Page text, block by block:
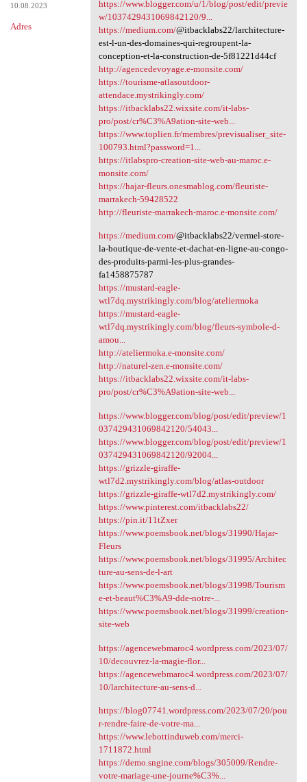
10.08.2023
Adres
https://www.blogger.com/u/1/blog/post/edit/previe
w/1037429431069842120/9...
https://medium.com/@itbacklabs22/larchitecture-
est-l-un-des-domaines-qui-regroupent-la-
conception-et-la-construction-de-5f81221d44cf
http://agencedevoyage.e-monsite.com/
https://tourisme-atlasoutdoor-
attendace.mystrikingly.com/
https://itbacklabs22.wixsite.com/it-labs-
pro/post/cr%C3%A9ation-site-web...
https://www.toplien.fr/membres/previsualiser_site-
100793.html?password=1...
https://itlabspro-creation-site-web-au-maroc.e-
monsite.com/
https://hajar-fleurs.onesmablog.com/fleuriste-
marrakech-59428522
http://fleuriste-marrakech-maroc.e-monsite.com/
https://medium.com/@itbacklabs22/vermel-store-
la-boutique-de-vente-et-dachat-en-ligne-au-congo-
des-produits-parmi-les-plus-grandes-
fa1458875787
https://mustard-eagle-
wtl7dq.mystrikingly.com/blog/ateliermoka
https://mustard-eagle-
wtl7dq.mystrikingly.com/blog/fleurs-symbole-d-
amou...
http://ateliermoka.e-monsite.com/
http://naturel-zen.e-monsite.com/
https://itbacklabs22.wixsite.com/it-labs-
pro/post/cr%C3%A9ation-site-web...
https://www.blogger.com/blog/post/edit/preview/1
037429431069842120/54043...
https://www.blogger.com/blog/post/edit/preview/1
037429431069842120/92004...
https://grizzle-giraffe-
wtl7d2.mystrikingly.com/blog/atlas-outdoor
https://grizzle-giraffe-wtl7d2.mystrikingly.com/
https://www.pinterest.com/itbacklabs22/
https://pin.it/11tZxer
https://www.poemsbook.net/blogs/31990/Hajar-
Fleurs
https://www.poemsbook.net/blogs/31995/Architec
ture-au-sens-de-l-art
https://www.poemsbook.net/blogs/31998/Tourism
e-et-beaut%C3%A9-dde-notre-...
https://www.poemsbook.net/blogs/31999/creation-
site-web
https://agencewebmaroc4.wordpress.com/2023/07/
10/decouvrez-la-magie-flor...
https://agencewebmaroc4.wordpress.com/2023/07/
10/larchitecture-au-sens-d...
https://blog07741.wordpress.com/2023/07/20/pou
r-rendre-faire-de-votre-ma...
https://www.lebottinduweb.com/merci-
1711872.html
https://demo.sngine.com/blogs/305009/Rendre-
votre-mariage-une-journe%C3%...